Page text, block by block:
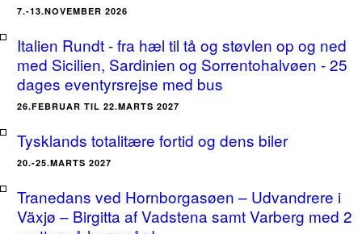
7.-13.NOVEMBER 2026
Italien Rundt - fra hæl til tå og støvlen op og ned
med Sicilien, Sardinien og Sorrentohalvøen - 25
dages eventyrsrejse med bus
26.FEBRUAR TIL 22.MARTS 2027
Tysklands totalitære fortid og dens biler
20.-25.MARTS 2027
Tranedans ved Hornborgasøen – Udvandrere i
Växjø – Birgitta af Vadstena samt Varberg med 2